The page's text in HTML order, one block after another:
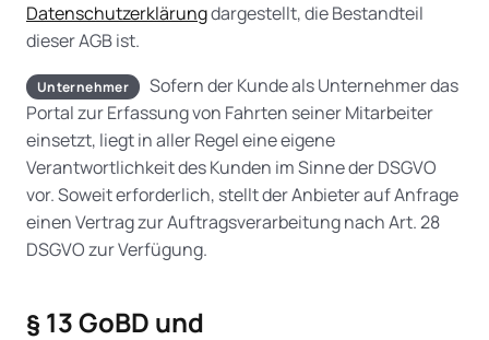
Datenschutzerklärungdargestellt, die Bestandteil
dieser AGB ist.
Unternehmer
Sofern der Kunde als Unternehmer das
Portal zur Erfassung von Fahrten seiner Mitarbeiter
einsetzt, liegt in aller Regel eine eigene
Verantwortlichkeit des Kunden im Sinne der DSGVO
vor. Soweit erforderlich, stellt der Anbieter auf Anfrage
einen Vertrag zur Auftragsverarbeitung nach Art. 28
DSGVO zur Verfügung.
§ 13 GoBD und